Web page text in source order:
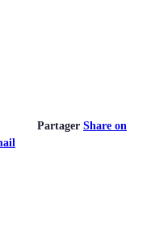
Partager Share on